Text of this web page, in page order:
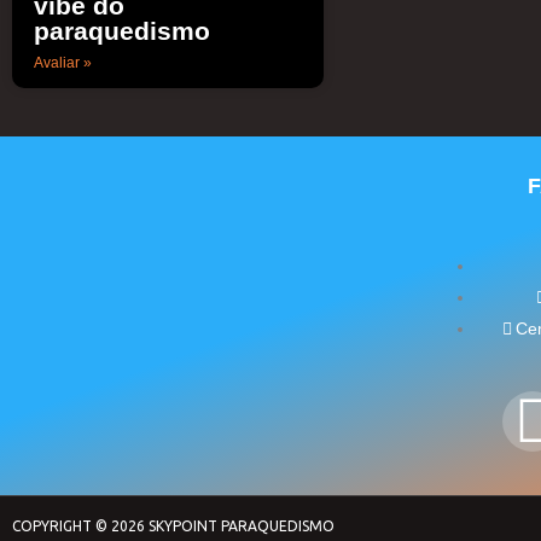
paraquedismo
Avaliar »
COPYRIGHT © 2026 SKYPOINT PARAQUEDISMO